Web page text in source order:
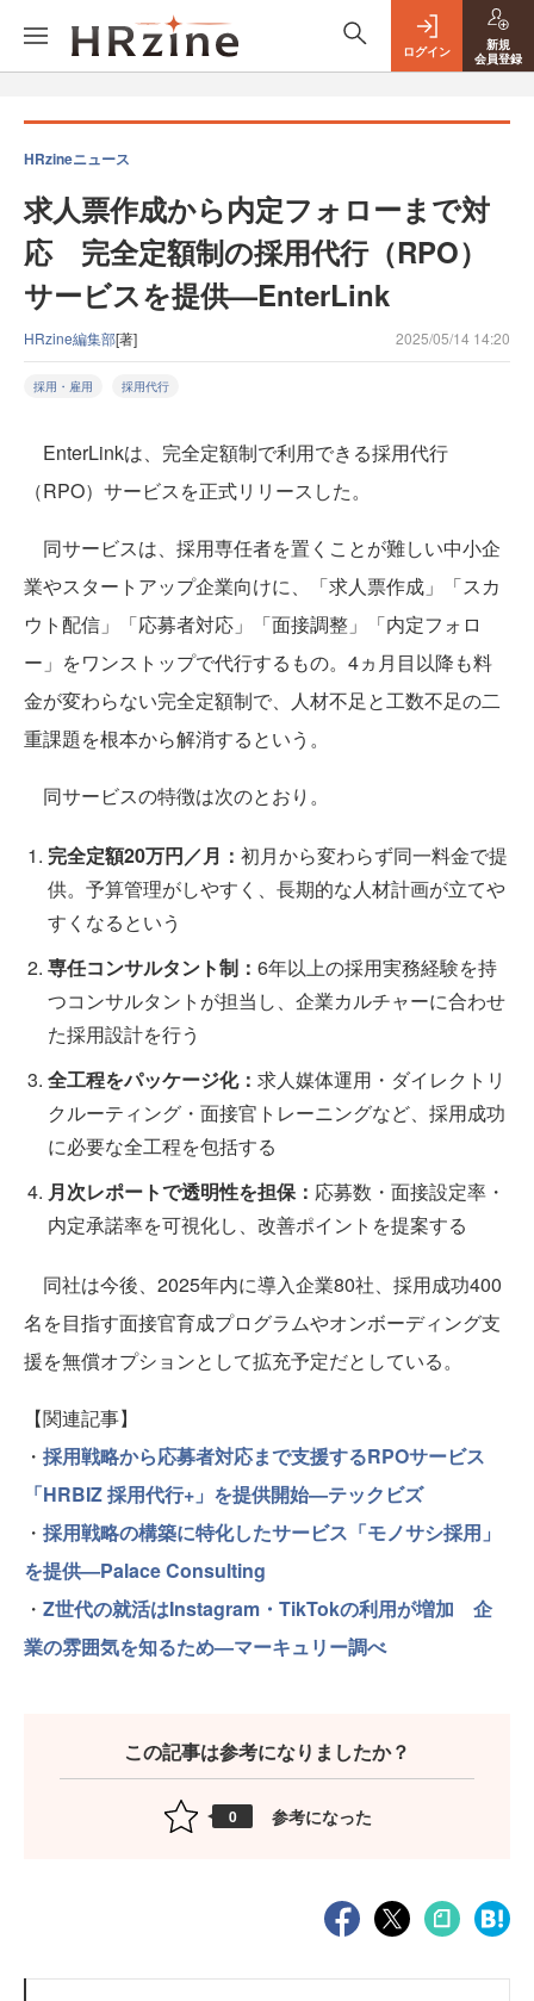
ログイン
新規
会員登録
HRzineニュース
求人票作成から内定フォローまで対
応 完全定額制の採用代行（RPO）
サービスを提供—EnterLink
HRzine編集部[著] 2025/05/14 14:20
採用・雇用 採用代行
EnterLinkは、完全定額制で利用できる採用代行
（RPO）サービスを正式リリースした。
同サービスは、採用専任者を置くことが難しい中小企
業やスタートアップ企業向けに、「求人票作成」「スカ
ウト配信」「応募者対応」「面接調整」「内定フォロ
ー」をワンストップで代行するもの。4ヵ月目以降も料
金が変わらない完全定額制で、人材不足と工数不足の二
重課題を根本から解消するという。
同サービスの特徴は次のとおり。
完全定額20万円／月： 初月から変わらず同一料金で提
供。予算管理がしやすく、長期的な人材計画が立てや
すくなるという
専任コンサルタント制： 6年以上の採用実務経験を持
つコンサルタントが担当し、企業カルチャーに合わせ
た採用設計を行う
全工程をパッケージ化： 求人媒体運用・ダイレクトリ
クルーティング・面接官トレーニングなど、採用成功
に必要な全工程を包括する
月次レポートで透明性を担保： 応募数・面接設定率・
内定承諾率を可視化し、改善ポイントを提案する
同社は今後、2025年内に導入企業80社、採用成功400
名を目指す面接官育成プログラムやオンボーディング支
援を無償オプションとして拡充予定だとしている。
【関連記事】
・ 採用戦略から応募者対応まで支援するRPOサービス
「HRBIZ 採用代行+」を提供開始—テックビズ
・ 採用戦略の構築に特化したサービス「モノサシ採用」
を提供—Palace Consulting
・ Z世代の就活はInstagram・TikTokの利用が増加 企
業の雰囲気を知るため—マーキュリー調べ
この記事は参考になりましたか？
0 参考になった